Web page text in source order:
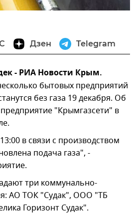
Дзен Telegram
- РИА Новости Крым.
бытовых предприятий
без газа 19 декабря. Об
"Крымгазсети" в
в связи с производством
подача газа", -
три коммунально-
АО ТОК "Судак", ООО "ТБ
Горизонт Судак".